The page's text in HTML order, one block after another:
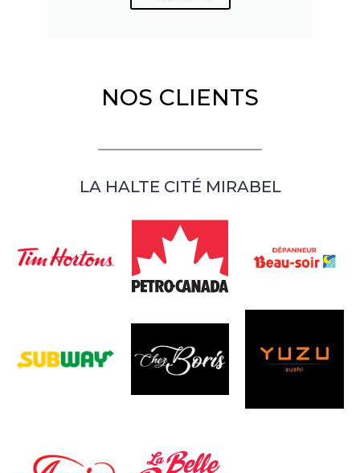
NOS CLIENTS
LA HALTE CITÉ MIRABEL